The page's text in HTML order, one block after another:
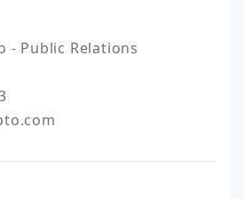
- Public Relations